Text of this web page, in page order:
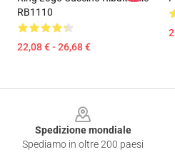
RB1110
22,08 € - 26,68 €
Spedizione mondiale
Spediamo in oltre 200 paesi